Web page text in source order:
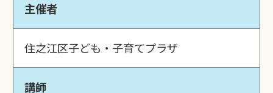
主催者
住之江区子ども・子育てプラザ
講師